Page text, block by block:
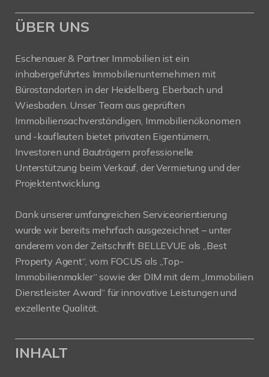
ÜBER UNS
Eschenauer & Partner Immobilien ist ein
inhabergeführtes Immobilienunternehmen mit
Bürostandorten in der Heidelberg, Eberbach und
Wiesbaden. Unser Team aus geprüften
Immobiliensachverständigen, Immobilienökonomen
und -kaufleuten bietet privaten Eigentümern,
Investoren und Bauträgern professionelle
Unterstützung beim Verkauf, der Vermietung und der
Projektentwicklung.
Dank unserer umfangreichen Serviceorientierung
wurde wir bereits mehrfach ausgezeichnet – unter
anderem von der Zeitschrift BELLEVUE als „Best
Property Agent“, vom FOCUS als „Top-
Immobilienmakler“ sowie der DIM mit dem „Immobilien
Dienstleister Award“ für innovative Leistungen und
exzellente Qualität.
INHALT